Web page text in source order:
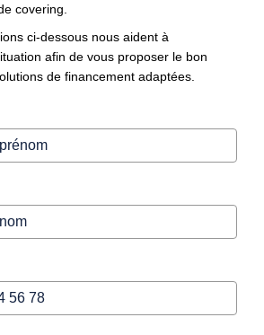
covering.
ci-dessous nous aident à
afin de vous proposer le bon
de financement adaptées.